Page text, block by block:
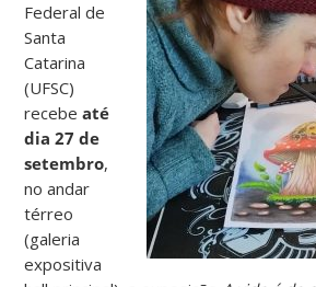
Federal de
Santa
Catarina
(UFSC)
recebeaté
dia 27 de
setembro,
no andar
térreo
(galeria
expositiva